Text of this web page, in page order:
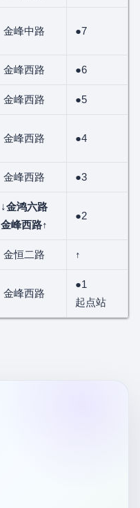
金峰中路 ●7
金峰西路 ●6
金峰西路 ●5
金峰西路 ●4
金峰西路 ●3
↓金鸿六路
金峰西路↑
●2
金恒二路 ↑
金峰西路
●1
起点站